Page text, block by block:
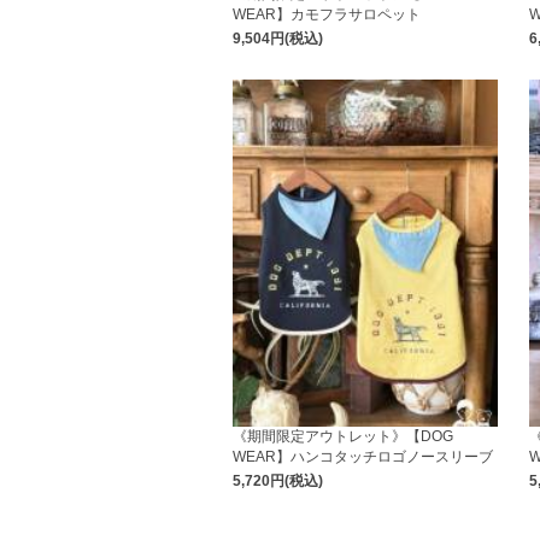
WEAR】カモフラサロペット
9,504円(税込)
《期間限定アウトレット》【DOG
WEAR】ハンコタッチロゴノースリーブ
5,720円(税込)